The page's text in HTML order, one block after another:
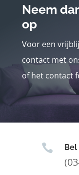
Neem
op
Voor een
contact met
of het contact
 Bel